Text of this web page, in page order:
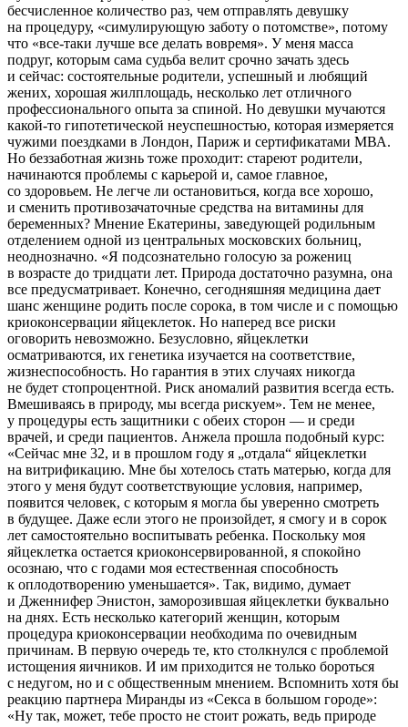
бесчисленное количество раз, чем отправлять девушку
на процедуру, «симулирующую заботу о потомстве», потому
что «все-таки лучше все делать вовремя». У меня масса
подруг, которым сама судьба велит срочно зачать здесь
и сейчас: состоятельные родители, успешный и любящий
жених, хорошая жилплощадь, несколько лет отличного
профессионального опыта за спиной. Но девушки мучаются
какой-то гипотетической неуспешностью, которая измеряется
чужими поездками в Лондон, Париж и сертификатами МВА.
Но беззаботная жизнь тоже проходит: стареют родители,
начинаются проблемы с карьерой и, самое главное,
со здоровьем. Не легче ли остановиться, когда все хорошо,
и сменить противозачаточные средства на витамины для
беременных? Мнение Екатерины, заведующей родильным
отделением одной из центральных московских больниц,
неоднозначно. «Я подсознательно голосую за рожениц
в возрасте до тридцати лет. Природа достаточно разумна, она
все предусматривает. Конечно, сегодняшняя медицина дает
шанс женщине родить после сорока, в том числе и с помощью
криоконсервации яйцеклеток. Но наперед все риски
оговорить невозможно. Безусловно, яйцеклетки
осматриваются, их генетика изучается на соответствие,
жизнеспособность. Но гарантия в этих случаях никогда
не будет стопроцентной. Риск аномалий развития всегда есть.
Вмешиваясь в природу, мы всегда рискуем». Тем не менее,
у процедуры есть защитники с обеих сторон — и среди
врачей, и среди пациентов. Анжела прошла подобный курс:
«Сейчас мне 32, и в прошлом году я „отдала“ яйцеклетки
на витрификацию. Мне бы хотелось стать матерью, когда для
этого у меня будут соответствующие условия, например,
появится человек, с которым я могла бы уверенно смотреть
в будущее. Даже если этого не произойдет, я смогу и в сорок
лет самостоятельно воспитывать ребенка. Поскольку моя
яйцеклетка остается криоконсервированной, я спокойно
осознаю, что с годами моя естественная способность
к оплодотворению уменьшается». Так, видимо, думает
и Дженнифер Энистон, заморозившая яйцеклетки буквально
на днях. Есть несколько категорий женщин, которым
процедура криоконсервации необходима по очевидным
причинам. В первую очередь те, кто столкнулся с проблемой
истощения яичников. И им приходится не только бороться
с недугом, но и с общественным мнением. Вспомнить хотя бы
реакцию партнера Миранды из «Секса в большом городе»:
«Ну так, может, тебе просто не стоит рожать, ведь природе